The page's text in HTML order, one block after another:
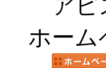
アピ
ホーム